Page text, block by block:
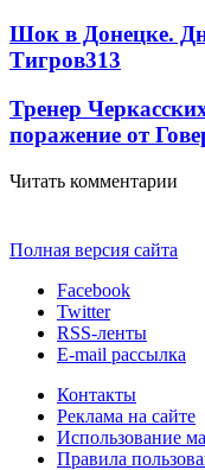
Шок в Донецке.
Тигров313
Тренер
поражение от
Читать комментарии
Полная версия сайта
Facebook
Twitter
RSS-ленты
E-mail рассылка
Контакты
Реклама на сайте
Использование
Правила